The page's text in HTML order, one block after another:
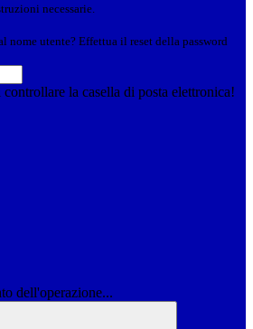
necessarie.
nome utente? Effettua il reset della password
la casella di posta elettronica!
dell'operazione...